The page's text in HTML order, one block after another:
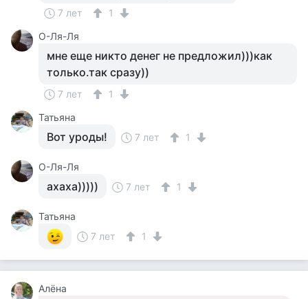
7 лет
1
О-Ля-Ля
мне еще никто денег не предложил)))как
только.так сразу))
7 лет
1
Татьяна
Вот уроды! 7 лет 1
О-Ля-Ля
ахаха))))) 7 лет 1
Татьяна
7 лет
1
Алёна